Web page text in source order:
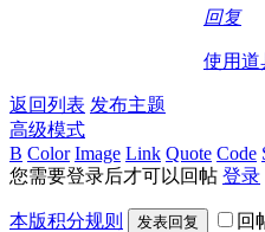
回复
使用道
返回列表 发布主题
高级模式
B Color Image Link Quote Code
您需要登录后才可以回帖 登录
本版积分规则 发表回复 回